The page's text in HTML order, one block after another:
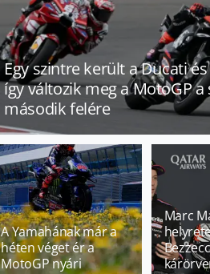
Egy szintre került a Ducati
így változik meg a MotoGP a
második felére
A Yamahának már a
héten véget ér a
MotoGP nyári
Marc